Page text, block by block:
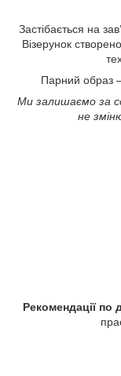
Застібається на
Візерунок
Парний образ
Ми залишаємо за
не
Рекомендації по